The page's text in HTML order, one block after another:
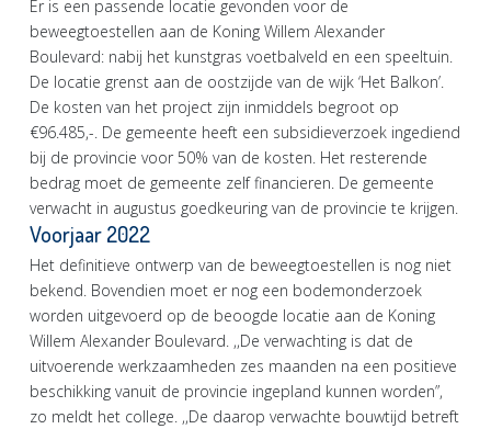
Er is een passende locatie gevonden voor de
beweegtoestellen aan de Koning Willem Alexander
Boulevard: nabij het kunstgras voetbalveld en een speeltuin.
De locatie grenst aan de oostzijde van de wijk ‘Het Balkon’.
De kosten van het project zijn inmiddels begroot op
€96.485,-. De gemeente heeft een subsidieverzoek ingediend
bij de provincie voor 50% van de kosten. Het resterende
bedrag moet de gemeente zelf financieren. De gemeente
verwacht in augustus goedkeuring van de provincie te krijgen.
Voorjaar 2022
Het definitieve ontwerp van de beweegtoestellen is nog niet
bekend. Bovendien moet er nog een bodemonderzoek
worden uitgevoerd op de beoogde locatie aan de Koning
Willem Alexander Boulevard. ,,De verwachting is dat de
uitvoerende werkzaamheden zes maanden na een positieve
beschikking vanuit de provincie ingepland kunnen worden”,
zo meldt het college. ,,De daarop verwachte bouwtijd betreft